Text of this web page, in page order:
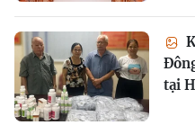
tại